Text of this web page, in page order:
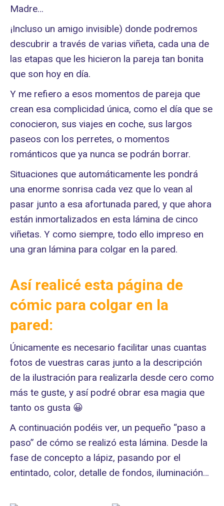
Madre…
¡Incluso un amigo invisible) donde podremos
descubrir a través de varias viñeta, cada una de
las etapas que les hicieron la pareja tan bonita
que son hoy en día.
Y me refiero a esos momentos de pareja que
crean esa complicidad única, como el día que se
conocieron, sus viajes en coche, sus largos
paseos con los perretes, o momentos
románticos que ya nunca se podrán borrar.
Situaciones que automáticamente les pondrá
una enorme sonrisa cada vez que lo vean al
pasar junto a esa afortunada pared, y que ahora
están inmortalizados en esta lámina de cinco
viñetas. Y como siempre, todo ello impreso en
una gran lámina para colgar en la pared.
Así realicé esta página de
cómic para colgar en la
pared:
Únicamente es necesario facilitar unas cuantas
fotos de vuestras caras junto a la descripción
de la ilustración para realizarla desde cero como
más te guste, y así podré obrar esa magia que
tanto os gusta 😀
A continuación podéis ver, un pequeño “paso a
paso” de cómo se realizó esta lámina. Desde la
fase de concepto a lápiz, pasando por el
entintado, color, detalle de fondos, iluminación…